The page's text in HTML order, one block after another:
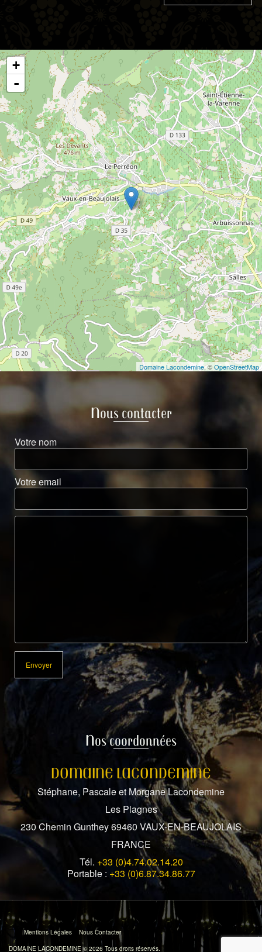
+
-
Domaine Lacondemine, ©OpenStreetMap
Nous contacter
Votre nom
Votre email
Nos coordonnées
DOMAINE LACONDEMINE
Stéphane, Pascale et Morgane Lacondemine
Les Plagnes
230 Chemin Gunthey 69460 VAUX-EN-BEAUJOLAIS
FRANCE
Tél. +33 (0)4.74.02.14.20
Portable : +33 (0)6.87.34.86.77
Mentions Légales
Nous Contacter
DOMAINE LACONDEMINE © 2026 Tous droits réservés.